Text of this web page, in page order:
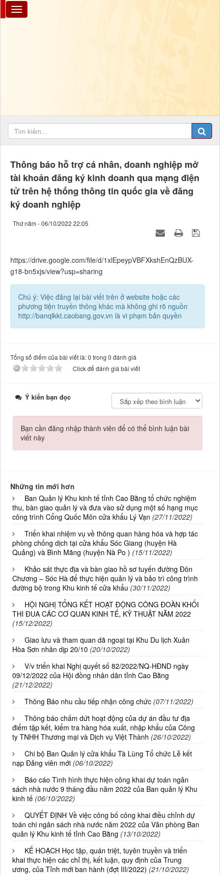
Thông báo hỗ trợ cá nhân, doanh nghiệp mở
tài khoản đăng ký kinh doanh qua mạng điện
tử trên hệ thống thông tin quốc gia về đăng
ký doanh nghiệp
Thứ năm - 06/10/2022 22:05
https://drive.google.com/file/d/1xlEpeypVBFXkshEnQzBUX-
g18-bn5xjs/view?usp=sharing
Chú ý: Việc đăng lại bài viết trên ở website hoặc các
phương tiện truyền thông khác mà không ghi rõ nguồn
http://banqlkkt.caobang.gov.vn là vi phạm bản quyền
Tổng số điểm của bài viết là: 0 trong 0 đánh giá
Click để đánh giá bài viết
Ý kiến bạn đọc
Bạn cần đăng nhập thành viên để có thể bình luận bài
viết này
Những tin mới hơn
Ban Quản lý Khu kinh tế tỉnh Cao Bằng tổ chức nghiệm
thu, bàn giao quản lý và đưa vào sử dụng một số hạng mục
công trình Cổng Quốc Môn cửa khẩu Lý Vạn (27/11/2022)
Triển khai nhiệm vụ về thông quan hàng hóa và hợp tác
phòng chống dịch tại cửa khẩu Sóc Giang (huyện Hà
Quảng) và Bình Mãng (huyện Nà Po ) (15/11/2022)
Khảo sát thực địa và bàn giao hồ sơ tuyến đường Đôn
Chương – Sóc Hà để thực hiện quản lý và bảo trì công trình
đường bộ trong Khu kinh tế cửa khẩu (30/11/2022)
HỘI NGHỊ TỔNG KẾT HOẠT ĐỘNG CÔNG ĐOÀN KHỐI
THI ĐUA CÁC CƠ QUAN KINH TẾ, KỸ THUẬT NĂM 2022
(15/12/2022)
Giao lưu và tham quan dã ngoại tại Khu Du lịch Xuân
Hòa Sơn nhân dịp 20/10 (20/10/2022)
V/v triển khai Nghị quyết số 82/2022/NQ-HĐND ngày
09/12/2022 của Hội đồng nhân dân tỉnh Cao Bằng
(21/12/2022)
Thông Báo nhu cầu tiếp nhận công chức (07/11/2022)
Thông báo chấm dứt hoạt động của dự án đầu tư địa
điểm tập kết, kiểm tra hàng hóa xuất, nhập khẩu của Công
ty TNHH Thương mại và Dịch vụ Việt Thành (26/10/2022)
Chi bộ Ban Quản lý cửa khẩu Tà Lùng Tổ chức Lễ kết
nạp Đảng viên mới (06/10/2022)
Báo cáo Tình hình thực hiện công khai dự toán ngân
sách nhà nước 9 tháng đầu năm 2022 của Ban quản lý Khu
kinh tế (06/10/2022)
QUYẾT ĐỊNH Về việc công bố công khai điều chỉnh dự
toán chi ngân sách nhà nước năm 2022 của Văn phòng Ban
quản lý Khu kinh tế tỉnh Cao Bằng (13/10/2022)
KẾ HOẠCH Học tập, quán triệt, tuyên truyền và triển
khai thực hiện các chỉ thị, kết luận, quy định của Trung
ương, của Tỉnh mới ban hành (đợt III/2022) (21/10/2022)